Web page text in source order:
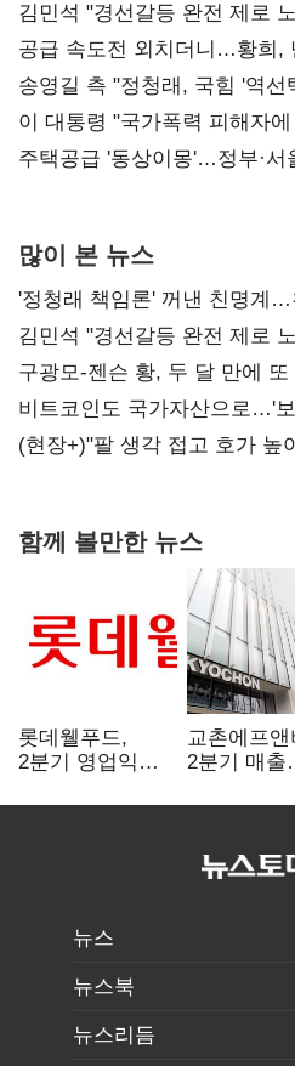
김민석 "경선갈등 완전 제로
사과부터"
공급 속도전 외치더니…황희,
리모델링' 제안
송영길 측 "정청래, 국힘 '역
총선 지휘 못해"
이 대통령 "국가폭력 피해자
진실 밝혀야"
주택공급 '동상이몽'…정부·서
많이 본 뉴스
'정청래 책임론' 꺼낸 친명계…
때리기
김민석 "경선갈등 완전 제로
사과부터"
구광모-젠슨 황, 두 달 만에
비트코인도 국가자산으로…'
숙제
(현장+)"팔 생각 접고 호가
함께 볼만한 뉴스
롯데웰푸드,
2분기 영업익
사업이 실적 견인
교촌에프앤
2분기 매출
전년보다
뉴스
뉴스북
뉴스리듬